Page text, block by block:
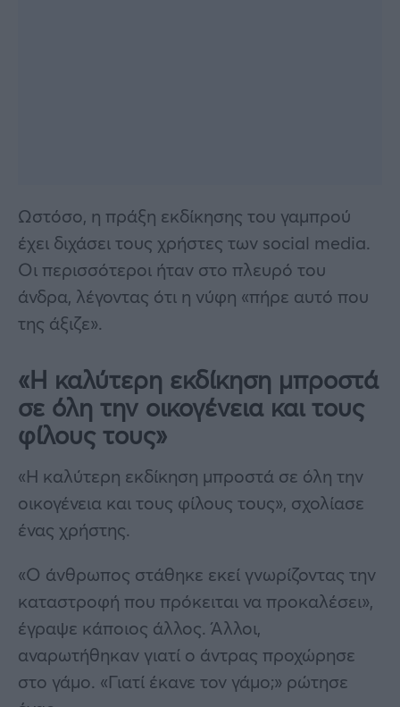
Ωστόσο, η πράξη εκδίκησης του γαμπρού
έχει διχάσει τους χρήστες των social media.
Οι περισσότεροι ήταν στο πλευρό του
άνδρα, λέγοντας ότι η νύφη «πήρε αυτό που
της άξιζε».
«Η καλύτερη εκδίκηση μπροστά
σε όλη την οικογένεια και τους
φίλους τους»
«Η καλύτερη εκδίκηση μπροστά σε όλη την
οικογένεια και τους φίλους τους», σχολίασε
ένας χρήστης.
«Ο άνθρωπος στάθηκε εκεί γνωρίζοντας την
καταστροφή που πρόκειται να προκαλέσει»,
έγραψε κάποιος άλλος. Άλλοι,
αναρωτήθηκαν γιατί ο άντρας προχώρησε
στο γάμο. «Γιατί έκανε τον γάμο;» ρώτησε